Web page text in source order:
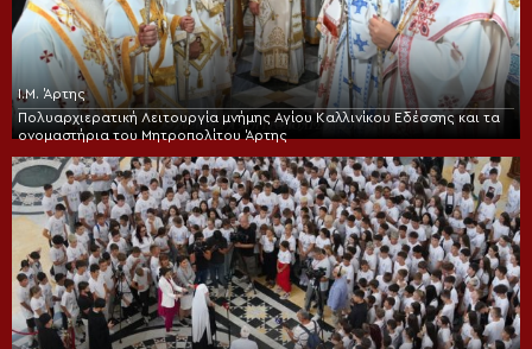
Ι.Μ. Άρτης
Πολυαρχιερατική Λειτουργία μνήμης Αγίου Καλλινίκου Εδέσσης και τα
ονομαστήρια του Μητροπολίτου Άρτης